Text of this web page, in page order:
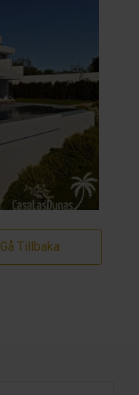
Gå Tillbaka